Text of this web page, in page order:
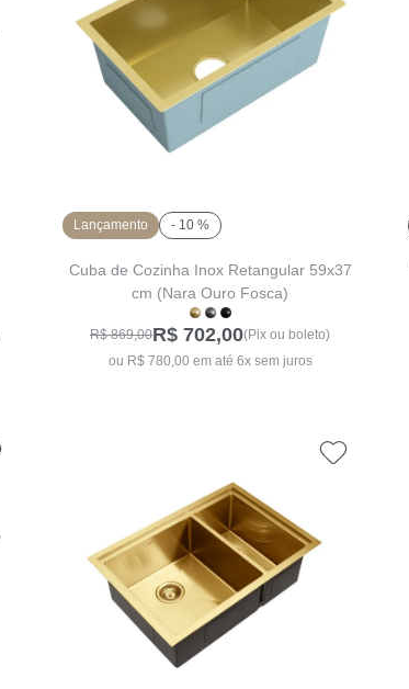
Lançamento - 10 %
Cuba de Cozinha Inox Retangular 59x37
cm (Nara Ouro Fosca)
R$ 869,00R$ 702,00(Pix ou boleto)
ou R$ 780,00 em até 6x sem juros